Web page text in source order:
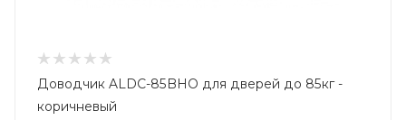
Доводчик ALDC-85BHO для дверей до 85кг -
коричневый